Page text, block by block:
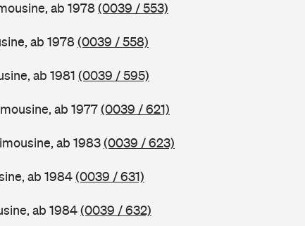
ab 1978(0039 / 553)
ab 1978(0039 / 558)
ab 1981 (0039 / 595)
ab 1977(0039 / 621)
ab 1983(0039 / 623)
ab 1984(0039 / 631)
ab 1984(0039 / 632)